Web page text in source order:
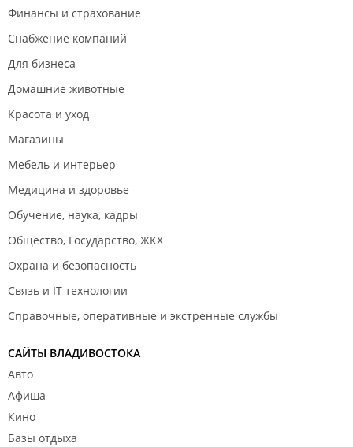
Финансы и страхование
Снабжение компаний
Для бизнеса
Домашние животные
Красота и уход
Магазины
Мебель и интерьер
Медицина и здоровье
Обучение, наука, кадры
Общество, Государство, ЖКХ
Охрана и безопасность
Связь и IT технологии
Справочные, оперативные и экстренные службы
САЙТЫ ВЛАДИВОСТОКА
Авто
Афиша
Кино
Базы отдыха